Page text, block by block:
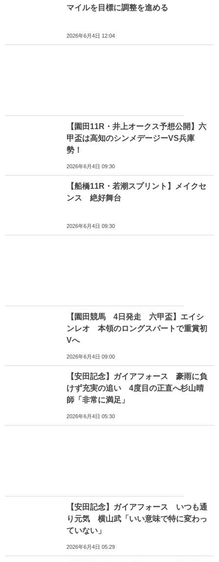
マイルを目標に調整を進める
2026年6月4日 12:04
【園田11R・井上オークス予想公開】六
甲盃は高知のシンメデージーVS兵庫
勢！
2026年6月4日 09:30
【船橋11R・若潮スプリント】メイクセ
ンス 絶好舞台
2026年6月4日 09:30
【園田競馬 4日発走 六甲盃】エイシ
ンレオ 本領のロングスパートで重賞初
Vへ
2026年6月4日 09:00
【安田記念】ガイアフォース 豪雨に負
けず充実の追い 4度目の正直へ杉山晴
師「非常に満足」
2026年6月4日 05:30
【安田記念】ガイアフォース いつも通
り元気 横山武「いい意味で特に変わっ
ていない」
2026年6月4日 05:29